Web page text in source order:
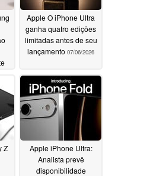
Apple O iPhone Ultra
ganha quatro edições
limitadas antes de seu
lançamento 07/06/2026
Z
Apple iPhone Ultra:
Analista prevê
disponibilidade